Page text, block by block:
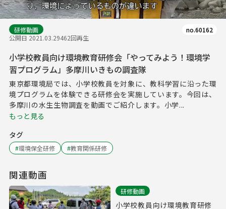
研修動画
公開日 2021.03.29462回再生
no.60162
小学校教員向け環境教育研修会「やってみよう！環境学
習プログラム」多摩川いきもの調査隊
東京都環境局では、小学校教員を対象に、教科学習に沿った環
境プログラムを体験できる研修会を実施しています。今回は、
多摩川の水生生物調査を動画でご紹介します。小学...
もっと見る
タグ
#環境保全研修 #教育関係研修
関連動画
研修動画
小学校教員向け環境教育研修